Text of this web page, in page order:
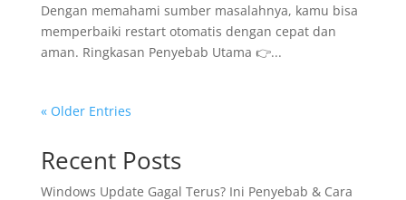
Dengan memahami sumber masalahnya, kamu bisa
memperbaiki restart otomatis dengan cepat dan
aman. Ringkasan Penyebab Utama 👉...
« Older Entries
Recent Posts
Windows Update Gagal Terus? Ini Penyebab & Cara